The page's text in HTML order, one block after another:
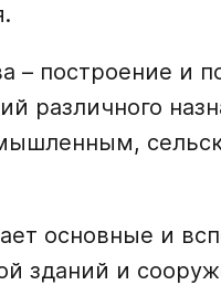
– построение и
различного
основные и
зданий и